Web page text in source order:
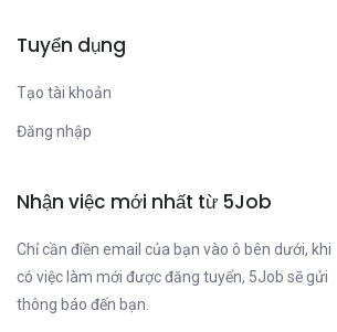
Tuyển dụng
Tạo tài khoản
Đăng nhập
Nhận việc mới nhất từ 5Job
Chỉ cần điền email của bạn vào ô bên dưới, khi
có việc làm mới được đăng tuyển, 5Job sẽ gửi
thông báo đến bạn.